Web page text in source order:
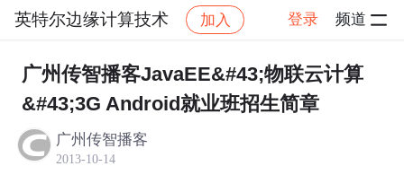
英特尔边缘计算技术 加入 登录 频道
社区 英特尔边缘计算技术 帖子详情
广州传智播客JavaEE&#43;物联云计算
&#43;3G Android就业班招生简章
广州传智播客
2013-10-14